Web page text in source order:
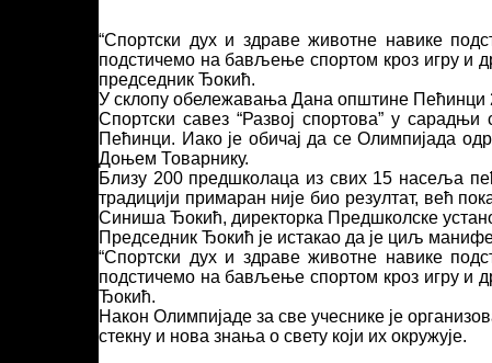
“Спортски дух и здраве животне навике
подстичемо на бављење спортом кроз игру и
председник Ђокић.
У склопу обележавања Дана општине Пећинци
Спортски савез “Развој спортова” у
Пећинци. Иако је обичај да се Олимпијада
Доњем Товарнику.
Близу 200 предшколаца из свих 15 насеља
традицији примаран није био резултат, већ
Синиша Ђокић, директорка Предшколске
Председник Ђокић је истакао да је циљ
“Спортски дух и здраве животне навике
подстичемо на бављење спортом кроз игру и
Ђокић.
Након Олимпијаде за све учеснике је
стекну и нова знања о свету који их окружује.